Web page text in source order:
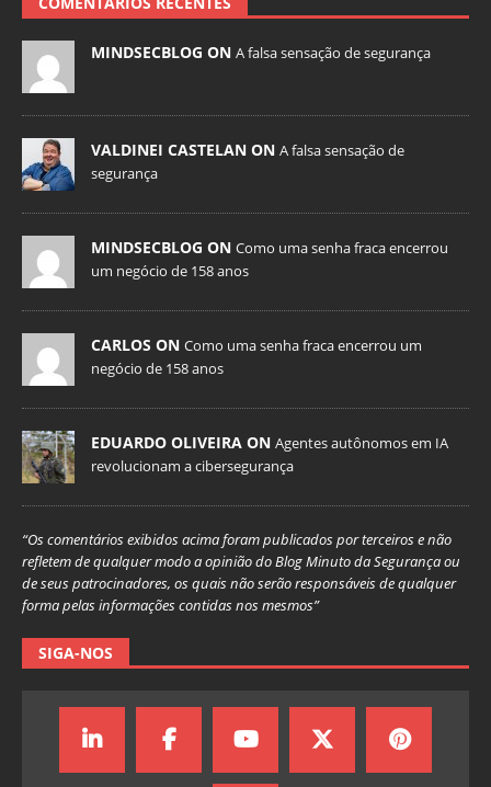
MINDSECBLOG ON A falsa sensação de segurança
VALDINEI CASTELAN ON A falsa sensação de
segurança
MINDSECBLOG ON Como uma senha fraca encerrou
um negócio de 158 anos
CARLOS ON Como uma senha fraca encerrou um
negócio de 158 anos
EDUARDO OLIVEIRA ON Agentes autônomos em IA
revolucionam a cibersegurança
“Os comentários exibidos acima foram publicados por terceiros e não
refletem de qualquer modo a opinião do Blog Minuto da Segurança ou
de seus patrocinadores, os quais não serão responsáveis de qualquer
forma pelas informações contidas nos mesmos”
SIGA-NOS